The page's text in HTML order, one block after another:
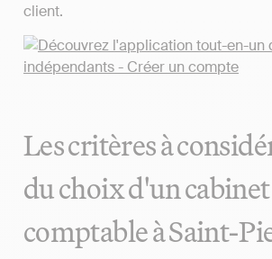
client.
Les critères à
du choix d'un cabinet
comptable à Saint-